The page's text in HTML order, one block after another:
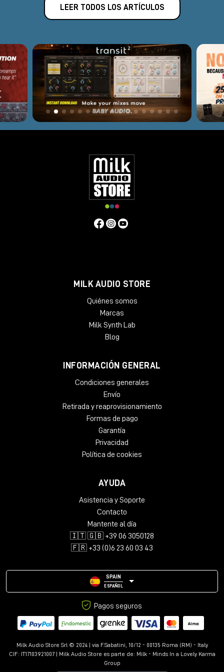
LEER TODOS LOS ARTÍCULOS
MILK AUDIO STORE
Quiénes somos
Marcas
Milk Synth Lab
Blog
INFORMACIÓN GENERAL
Condiciones generales
Envío
Retirada y reaprovisionamiento
Formas de pago
Garantía
Privacidad
Política de cookies
AYUDA
Asistencia y Soporte
Contacto
Mantente al día
🇮🇹 🇬🇧 +39 06 3050128
🇫🇷 +33 (0)6 23 60 03 43
SPAIN
ESPAÑOL
Pagos seguros
Milk Audio Store Srl © 2024 | via F.Sabatini, 10/12 - 00135 Roma (RM) - Italy
CIF: IT17103921007 | Milk Audio Store es parte de: Milk - Minds In a Lovely Karma
Group